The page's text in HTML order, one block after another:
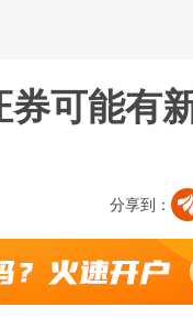
可能有
分享到：